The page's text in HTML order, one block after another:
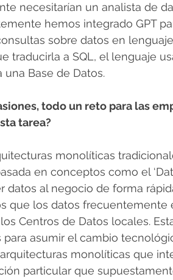
necesitarían un analista de
hemos integrado GPT
sobre datos en
traducirla a SQL, el lenguaje
una Base de Datos.
todo un reto para las
tarea?
monolíticas
en conceptos como el
datos al negocio de forma
que los datos frecuentemente
Centros de Datos locales.
asumir el cambio
monolíticas que
particular que